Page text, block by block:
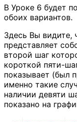
В Уроке 6 будет
обоих вариантов.
Здесь Вы видите,
представляет
второй шаг
короткой пяти-
показывает (был
именно такие
наличии девяти
показано на